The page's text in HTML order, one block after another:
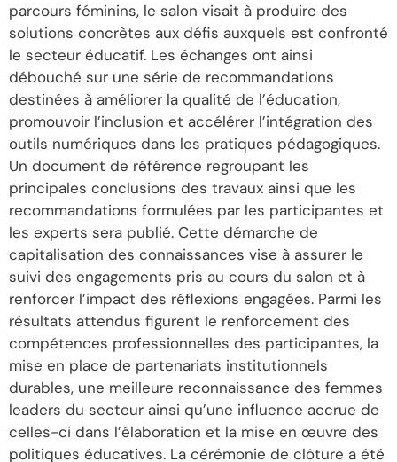
parcours féminins, le salon visait à produire des
solutions concrètes aux défis auxquels est confronté
le secteur éducatif. Les échanges ont ainsi
débouché sur une série de recommandations
destinées à améliorer la qualité de l’éducation,
promouvoir l’inclusion et accélérer l’intégration des
outils numériques dans les pratiques pédagogiques.
Un document de référence regroupant les
principales conclusions des travaux ainsi que les
recommandations formulées par les participantes et
les experts sera publié. Cette démarche de
capitalisation des connaissances vise à assurer le
suivi des engagements pris au cours du salon et à
renforcer l’impact des réflexions engagées. Parmi les
résultats attendus figurent le renforcement des
compétences professionnelles des participantes, la
mise en place de partenariats institutionnels
durables, une meilleure reconnaissance des femmes
leaders du secteur ainsi qu’une influence accrue de
celles-ci dans l’élaboration et la mise en œuvre des
politiques éducatives. La cérémonie de clôture a été